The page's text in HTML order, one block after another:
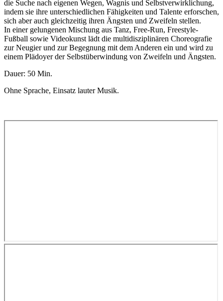
die Suche nach eigenen Wegen, Wagnis und Selbstverwirklichung,
indem sie ihre unterschiedlichen Fähigkeiten und Talente erforschen,
sich aber auch gleichzeitig ihren Ängsten und Zweifeln stellen.
In einer gelungenen Mischung aus Tanz, Free-Run, Freestyle-
Fußball sowie Videokunst lädt die multidisziplinären Choreografie
zur Neugier und zur Begegnung mit dem Anderen ein und wird zu
einem Plädoyer der Selbstüberwindung von Zweifeln und Ängsten.
Dauer: 50 Min.
Ohne Sprache, Einsatz lauter Musik.